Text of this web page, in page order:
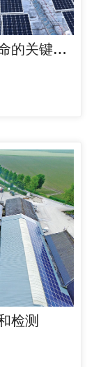
家用储能电池寿命多长？影响寿命的关键因素
检测